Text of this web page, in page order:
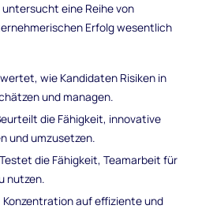
eine Reihe von
Erfolg wesentlich
wie Kandidaten Risiken in
und managen.
die Fähigkeit, innovative
und umzusetzen.
Testet die Fähigkeit, Teamarbeit für
nutzen.
Konzentration auf effiziente und